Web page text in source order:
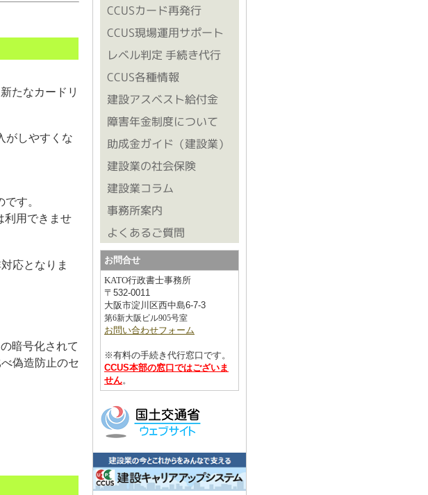
たなカードリ
がしやすくな
す。
利用できませ
応となりま
暗号化されて
偽造防止のセ
お問合せ
KATO行政書士事務所
〒 532-0011
大阪市淀川区西中島6-7-3
第6新大阪ビル905号室
お問い合わせフォーム
※有料の手続き代行窓口です。
CCUS本部の窓口ではございま
せん。